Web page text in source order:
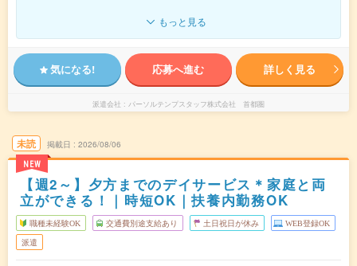
もっと見る
気になる! 応募へ進む 詳しく見る
派遣会社 パーソルテンプスタッフ株式会社 首都圏
未読
NEW
掲載日 2026/08/06
【週2～】夕方までのデイサービス＊家庭と両
立ができる！｜時短OK｜扶養内勤務OK
職種未経験OK 交通費別途支給あり 土日祝日が休み WEB登録OK
派遣